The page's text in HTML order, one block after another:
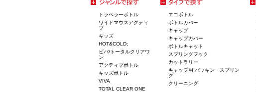
トラベラーボトル
ワイドマウスアクティ
ブ
キッズ
HOT&COLD;
ビバ/トータルクリアワ
ン
アクティブボトル
キッズボトル
VIVA
TOTAL CLEAR ONE
エコボトル
ボトルカバー
キャップ
キャップカバー
ボトルキャット
スプリングフック
カットラリー
キャップ用 パッキン・スプリン
グ
クリーニング